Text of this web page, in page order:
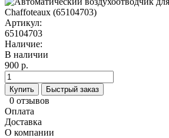
Артикул:
65104703
Наличие:
В наличии
900 р.
Купить Быстрый заказ
0 отзывов
Оплата
Доставка
О компании